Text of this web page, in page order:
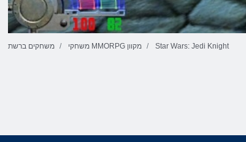
משחקים ברשת משחקי MMORPG מקוון Star Wars: Jedi Knight